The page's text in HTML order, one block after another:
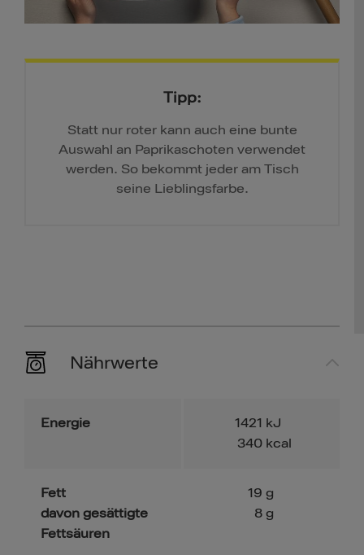
Tipp:
Statt nur roter kann auch eine bunte
Auswahl an Paprikaschoten verwendet
werden. So bekommt jeder am Tisch
seine Lieblingsfarbe.
Nährwerte
Energie 1421 kJ
340 kcal
Fett
davon gesättigte
Fettsäuren
19 g
8 g